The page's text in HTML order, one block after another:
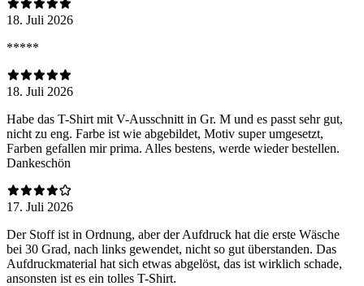
18. Juli 2026
*****
18. Juli 2026
Habe das T-Shirt mit V-Ausschnitt in Gr. M und es passt sehr gut,
nicht zu eng. Farbe ist wie abgebildet, Motiv super umgesetzt,
Farben gefallen mir prima. Alles bestens, werde wieder bestellen.
Dankeschön
17. Juli 2026
Der Stoff ist in Ordnung, aber der Aufdruck hat die erste Wäsche
bei 30 Grad, nach links gewendet, nicht so gut überstanden. Das
Aufdruckmaterial hat sich etwas abgelöst, das ist wirklich schade,
ansonsten ist es ein tolles T-Shirt.